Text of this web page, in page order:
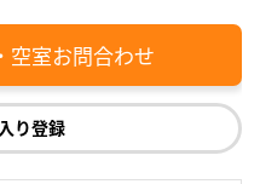
空室お問合わせ
り登録